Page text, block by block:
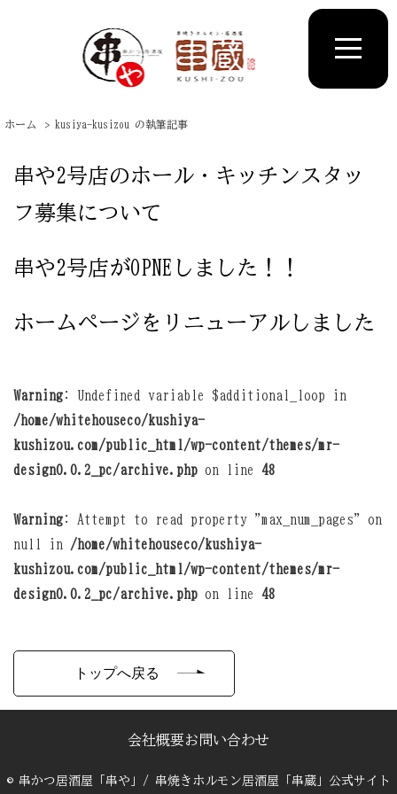
ホーム kusiya-kusizou の執筆記事
串や2号店のホール・キッチンスタッ
フ募集について
串や2号店がOPNEしました！！
ホームページをリニューアルしました
Warning: Undefined variable $additional_loop in
/home/whitehouseco/kushiya-
kushizou.com/public_html/wp-content/themes/mr-
design0.0.2_pc/archive.php on line 48
Warning: Attempt to read property "max_num_pages" on
null in /home/whitehouseco/kushiya-
kushizou.com/public_html/wp-content/themes/mr-
design0.0.2_pc/archive.php on line 48
トップへ戻る
会社概要お問い合わせ
© 串かつ居酒屋「串や」/ 串焼きホルモン居酒屋「串蔵」公式サイト